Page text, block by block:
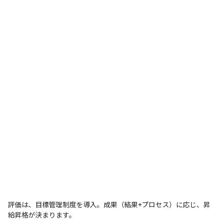
評価は、目標管理制度を導入。成果（結果+プロセス）に応じ、昇
給昇格が決まります。